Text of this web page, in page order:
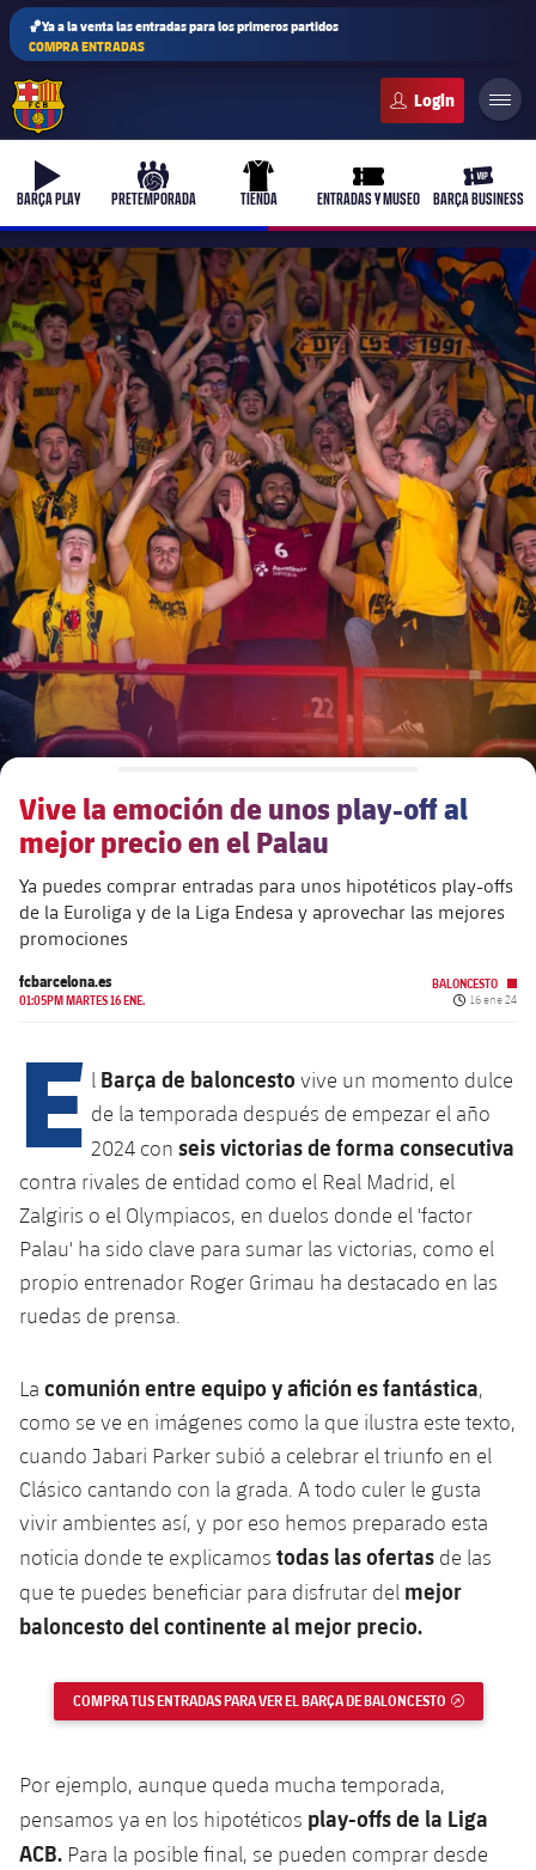
🏀Ya a la venta las entradas para los primeros partidos
COMPRA ENTRADAS
b-play
BARÇA PLAY
culers-ball
PRETEMPORADA
uniform
TIENDA
ticket-full
ENTRADAS Y MUSEO
ticket-
BARÇA BUSINESS
plusicon
más
Junta Directiva
Estructura ejecutiva
chevron-right
label.aria.chevronright
Órganos
chevron-right
label.aria.chevronright
Documents
chevron-right
label.aria.chevronright
Comisiones y órganos
chevron-right
label.aria.chevronright
plusicon
más
Barça Academy
Más que un club
Masia 360
La Masia
plusicon
más
Década a década
Jugadores de leyenda
Entrenadores
Centro de documentación
plusicon
más
Instalaciones
Spotify Camp Nou
Estadi Johan Cruyff
Barça Cafe
Ciutat Esportiva
La Masia
plusicon
más
Servicios
Servicios Médicos
Accesibilidad
plusicon
más
Acreditaciones
Instalaciones
Vive la emoción de unos play-off al
mejor precio en el Palau
Ya puedes comprar entradas para unos hipotéticos play-offs
de la Euroliga y de la Liga Endesa y aprovechar las mejores
promociones
fcbarcelona.es
01:05PM MARTES 16 ENE.
BALONCESTO
Fecha de
16 ene 24
E l Barça de baloncesto vive un momento dulce
de la temporada después de empezar el año
2024 con seis victorias de forma consecutiva
contra rivales de entidad como el Real Madrid, el
Zalgiris o el Olympiacos, en duelos donde el 'factor
Palau' ha sido clave para sumar las victorias, como el
propio entrenador Roger Grimau ha destacado en las
ruedas de prensa.
La comunión entre equipo y afición es fantástica,
como se ve en imágenes como la que ilustra este texto,
cuando Jabari Parker subió a celebrar el triunfo en el
Clásico cantando con la grada. A todo culer le gusta
vivir ambientes así, y por eso hemos preparado esta
noticia donde te explicamos todas las ofertas de las
que te puedes beneficiar para disfrutar del mejor
baloncesto del continente al mejor precio.
COMPRA TUS ENTRADAS PARA VER EL BARÇA DE BALONCESTO ENLACE
Por ejemplo, aunque queda mucha temporada,
pensamos ya en los hipotéticos play-offs de la Liga
ACB. Para la posible final, se pueden comprar desde